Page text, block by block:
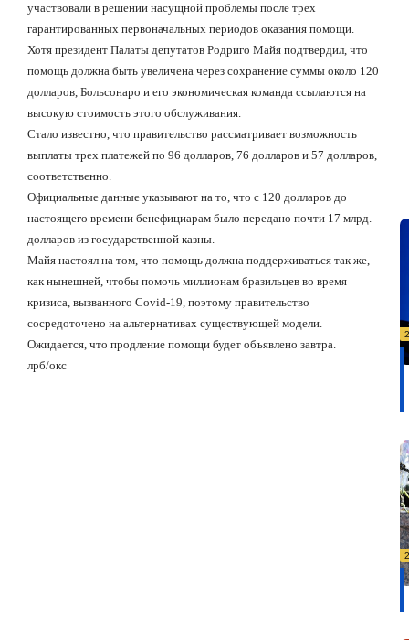
участвовали в решении насущной проблемы после трех
гарантированных первоначальных периодов оказания помощи.
Хотя президент Палаты депутатов Родриго Майя подтвердил, что
помощь должна быть увеличена через сохранение суммы около 120
долларов, Больсонаро и его экономическая команда ссылаются на
высокую стоимость этого обслуживания.
Стало известно, что правительство рассматривает возможность
выплаты трех платежей по 96 долларов, 76 долларов и 57 долларов,
соответственно.
Официальные данные указывают на то, что с 120 долларов до
настоящего времени бенефициарам было передано почти 17 млрд.
долларов из государственной казны.
Майя настоял на том, что помощь должна поддерживаться так же,
как нынешней, чтобы помочь миллионам бразильцев во время
кризиса, вызванного Covid-19, поэтому правительство
сосредоточено на альтернативах существующей модели.
Ожидается, что продление помощи будет объявлено завтра.
лрб/окс